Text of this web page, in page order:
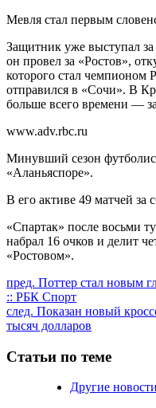
Мевля стал первым
Защитник уже выступал
он провел за «Ростов»,
которого стал чемпионом
отправился в «Сочи». В
больше всего времени —
www.adv.rbc.ru
Минувший сезон
«Аланьяспоре».
В его активе 49 матчей
«Спартак» после восьми
набрал 16 очков и делит
«Ростовом».
Продолжить
чтение
пред. Поттер стал новым
:: РБК Спорт
след. Показан новый
тысяч долларов
Статьи по теме
Другие новости